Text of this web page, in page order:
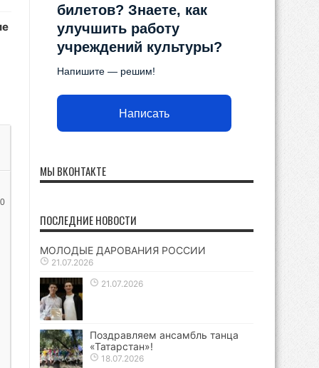
билетов? Знаете, как
улучшить работу
учреждений культуры?
Напишите — решим!
Написать
МЫ ВКОНТАКТЕ
ПОСЛЕДНИЕ НОВОСТИ
МОЛОДЫЕ ДАРОВАНИЯ РОССИИ
21.07.2026
21.07.2026
Поздравляем ансамбль танца
«Татарстан»!
18.07.2026